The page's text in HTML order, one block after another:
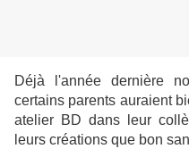
Déjà l'année dernière
certains parents auraient
atelier BD dans leur
leurs créations que bon